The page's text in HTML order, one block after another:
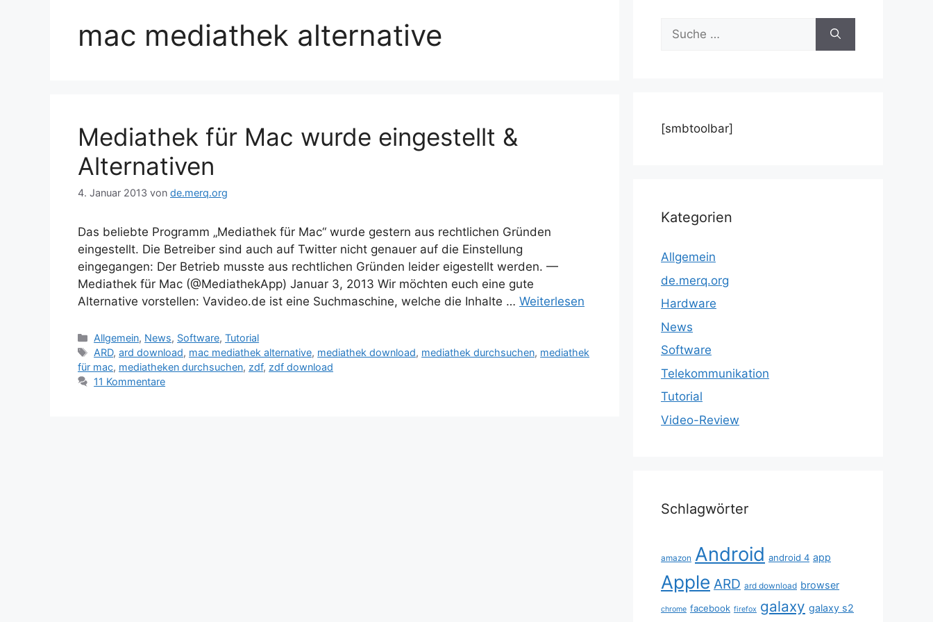
mac mediathek alternative
Mediathek für Mac wurde eingestellt &
Alternativen
4. Januar 2013 von de.merq.org
Das beliebte Programm „Mediathek für Mac“ wurde gestern aus rechtlichen Gründen
eingestellt. Die Betreiber sind auch auf Twitter nicht genauer auf die Einstellung
eingegangen: Der Betrieb musste aus rechtlichen Gründen leider eigestellt werden. —
Mediathek für Mac (@MediathekApp) Januar 3, 2013 Wir möchten euch eine gute
Alternative vorstellen: Vavideo.de ist eine Suchmaschine, welche die Inhalte … Weiterlesen
Kategorien
Allgemein, News, Software,Tutorial
Schlagwörter
ARD,ard download, mac mediathek alternative, mediathek download, mediathek durchsuchen, mediathek
für mac, mediatheken durchsuchen, zdf, zdf download
11 Kommentare
Suche
nach:
[smbtoolbar]
Kategorien
Allgemein
de.merq.org
Hardware
News
Software
Telekommunikation
Tutorial
Video-Review
Schlagwörter
amazon Android android 4 app
Apple ARD ard download browser
chrome facebook firefox galaxy galaxy s2